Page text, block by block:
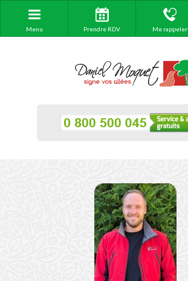
Menu Prendre RDV Me rappeler